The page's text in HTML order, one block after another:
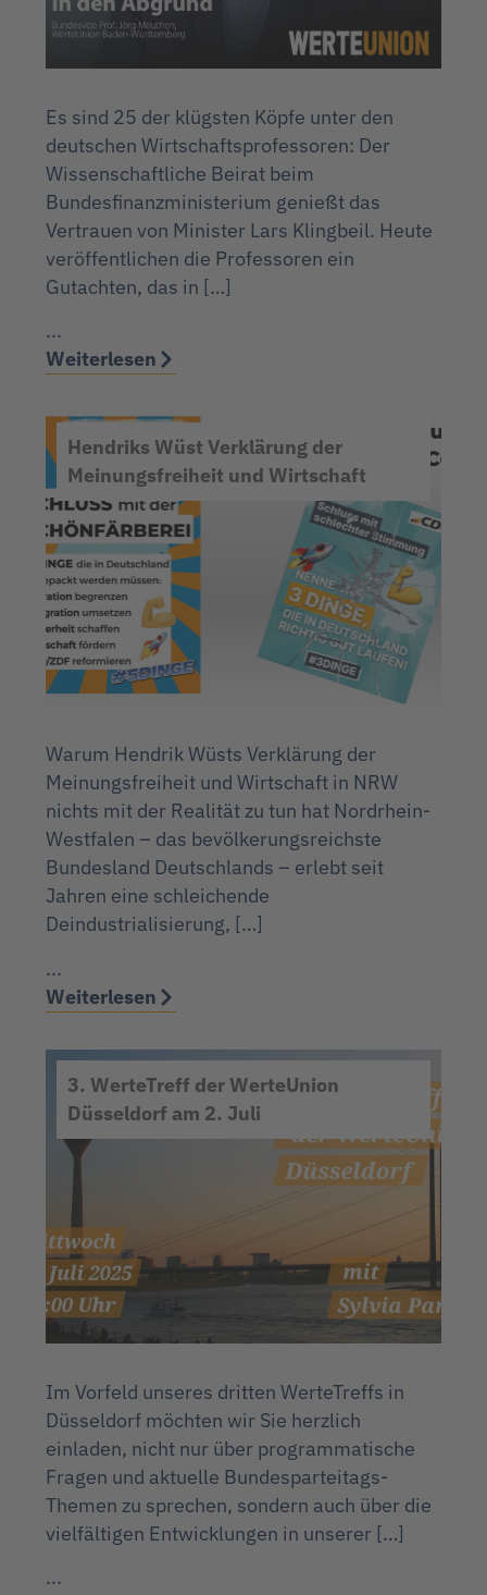
Es sind 25 der klügsten Köpfe unter den
deutschen Wirtschaftsprofessoren: Der
Wissenschaftliche Beirat beim
Bundesfinanzministerium genießt das
Vertrauen von Minister Lars Klingbeil. Heute
veröffentlichen die Professoren ein
Gutachten, das in […]
...
Weiterlesen
Hendriks Wüst Verklärung der
Meinungsfreiheit und Wirtschaft
Warum Hendrik Wüsts Verklärung der
Meinungsfreiheit und Wirtschaft in NRW
nichts mit der Realität zu tun hat Nordrhein-
Westfalen – das bevölkerungsreichste
Bundesland Deutschlands – erlebt seit
Jahren eine schleichende
Deindustrialisierung, […]
...
Weiterlesen
3. WerteTreff der WerteUnion
Düsseldorf am 2. Juli
Im Vorfeld unseres dritten WerteTreffs in
Düsseldorf möchten wir Sie herzlich
einladen, nicht nur über programmatische
Fragen und aktuelle Bundesparteitags-
Themen zu sprechen, sondern auch über die
vielfältigen Entwicklungen in unserer […]
...